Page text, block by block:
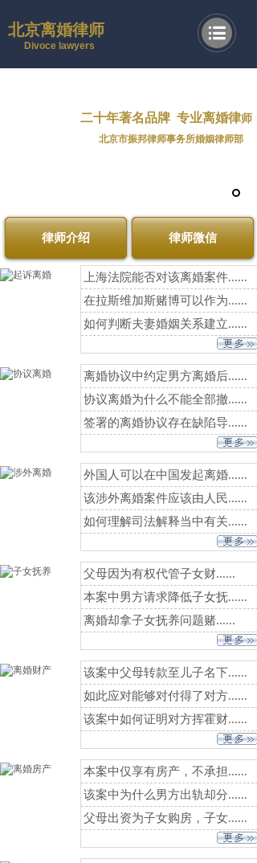
北京离婚律师
Divoce lawyers
二十年著名品牌 专业离婚律师
北京市振邦律师事务所婚姻律师部
律师微信
律师介绍
上海法院能否对该离婚案件......
在拉斯维加斯赌博可以作为......
如何判断夫妻婚姻关系建立......
离婚协议中约定男方离婚后......
协议离婚为什么不能全部撤......
签署的离婚协议存在缺陷导......
外国人可以在中国发起离婚......
该涉外离婚案件应该由人民......
如何理解司法解释当中有关......
父母因为有权代管子女财......
本案中男方请求降低子女抚......
离婚却拿子女抚养问题赌......
该案中父母转款至儿子名下......
如此应对能够对付得了对方......
该案中如何证明对方挥霍财......
本案中仅享有房产，不承担......
该案中为什么男方出轨却分......
父母出资为子女购房，子女......